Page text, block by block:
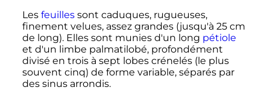
Les feuillessont caduques, rugueuses,
finement velues, assez grandes (jusqu'à 25 cm
de long). Elles sont munies d'un long pétiole
et d'un limbe palmatilobé, profondément
divisé en trois à sept lobes crénelés (le plus
souvent cinq) de forme variable, séparés par
des sinus arrondis.